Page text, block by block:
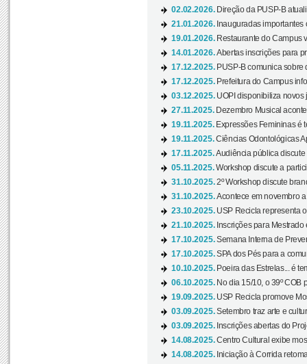
02.02.2026. Direção da PUSP-B
21.01.2026. Inauguradas
19.01.2026. Restaurante do Campus
14.01.2026.Abertas inscrições para
17.12.2025. PUSP-B comunica sobre
17.12.2025. Prefeitura do Campus
03.12.2025. UOPI disponibiliza novos
27.11.2025. Dezembro Musical
19.11.2025. Expressões Femininas é
19.11.2025.Ciências Odontológicas
17.11.2025.Audiência pública
05.11.2025.Workshop discute a
31.10.2025.2º Workshop discute
31.10.2025.Acontece em novembro
23.10.2025. USP Recicla representa
21.10.2025. Inscrições para
17.10.2025.Semana Interna de
17.10.2025.SPA dos Pés para a
10.10.2025. Poeira das Estrelas... é
06.10.2025. No dia 15/10, o 39º COB
19.09.2025. USP Recicla promove
03.09.2025.Setembro traz arte e
03.09.2025. Inscrições abertas do
14.08.2025.Centro Cultural exibe
14.08.2025. Iniciação à Corrida